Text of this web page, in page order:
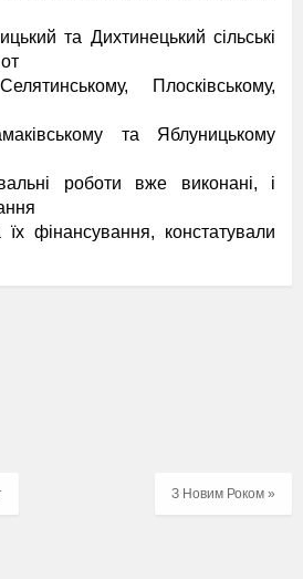
та Дихтинецький сільські
Плосківському,
та Яблуницькому
роботи вже виконані, і
фінансування, констатували
З Новим Роком »